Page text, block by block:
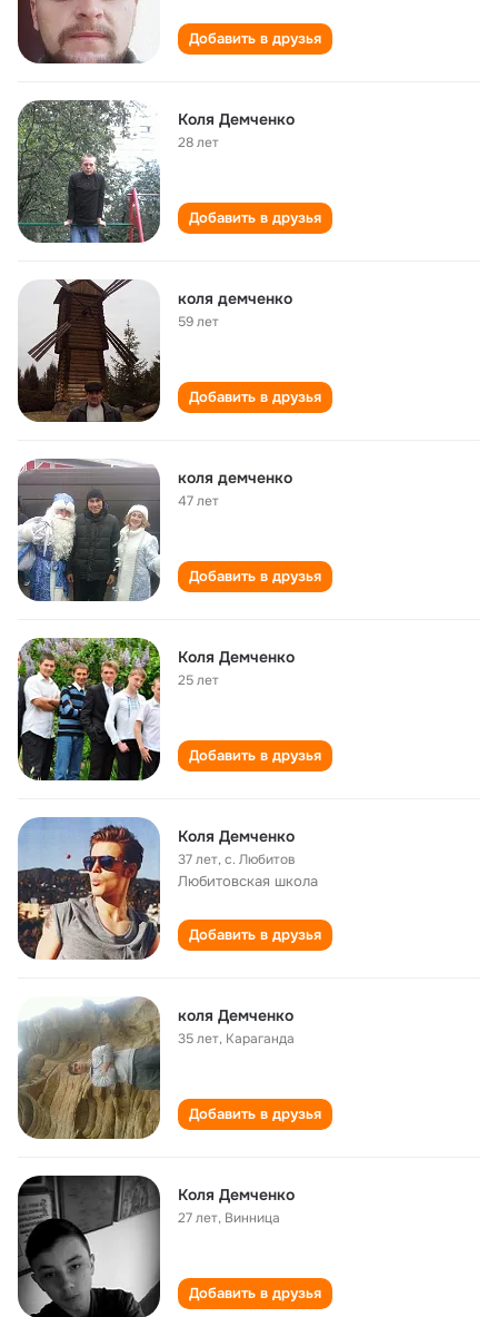
Добавить в друзья
Коля Демченко
28 лет
Добавить в друзья
коля демченко
59 лет
Добавить в друзья
коля демченко
47 лет
Добавить в друзья
Коля Демченко
25 лет
Добавить в друзья
Коля Демченко
37 лет,с. Любитов
Любитовская школа
Добавить в друзья
коля Демченко
35 лет, Караганда
Добавить в друзья
Коля Демченко
27 лет, Винница
Добавить в друзья